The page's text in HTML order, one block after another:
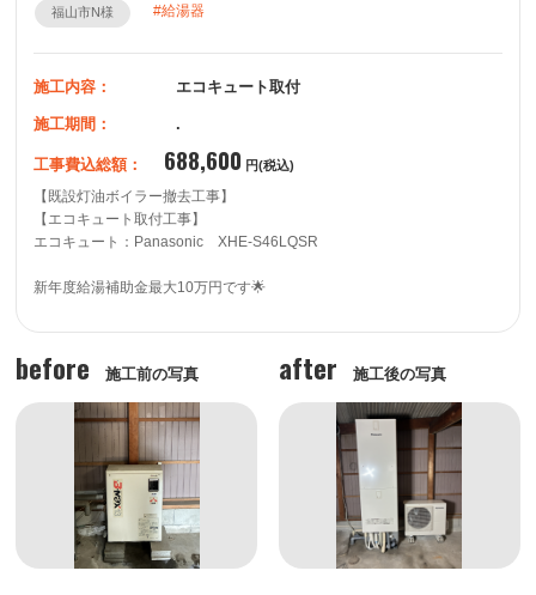
福山市N様 給湯器
施工内容： エコキュート取付
施工期間： .
工事費込総額： 688,600 円(税込)
【既設灯油ボイラー撤去工事】
【エコキュート取付工事】
エコキュート：Panasonic　XHE-S46LQSR
新年度給湯補助金最大10万円です🌟
before 施工前の写真 after 施工後の写真